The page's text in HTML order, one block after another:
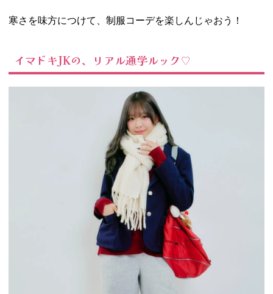
寒さを味方につけて、制服コーデを楽しんじゃおう！
イマドキJKの、リアル通学ルック♡